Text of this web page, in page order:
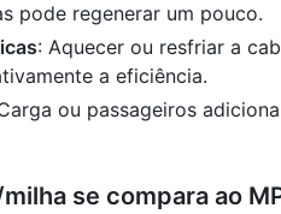
pode regenerar um pouco.
: Aquecer ou resfriar a
a eficiência.
ou passageiros
se compara ao